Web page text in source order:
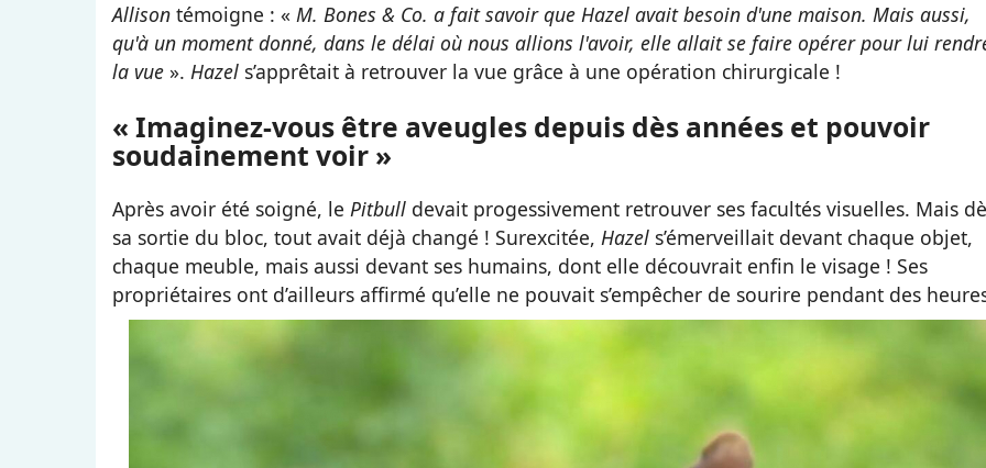
Allison témoigne : « M. Bones & Co. a fait savoir que Hazel avait besoin d'une maison. Mais aussi,
qu'à un moment donné, dans le délai où nous allions l'avoir, elle allait se faire opérer pour lui
la vue ». Hazel s’apprêtait à retrouver la vue grâce à une opération chirurgicale !
« Imaginez-vous être aveugles depuis dès années et pouvoir
soudainement voir »
Après avoir été soigné, le Pitbull devait progessivement retrouver ses facultés visuelles. Mais
sa sortie du bloc, tout avait déjà changé ! Surexcitée, Hazel s’émerveillait devant chaque objet,
chaque meuble, mais aussi devant ses humains, dont elle découvrait enfin le visage ! Ses
propriétaires ont d’ailleurs affirmé qu’elle ne pouvait s’empêcher de sourire pendant des